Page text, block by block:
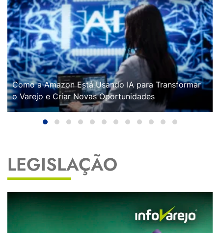
Como a Amazon Está Usando IA para Transformar
o Varejo e Criar Novas Oportunidades
LEGISLAÇÃO